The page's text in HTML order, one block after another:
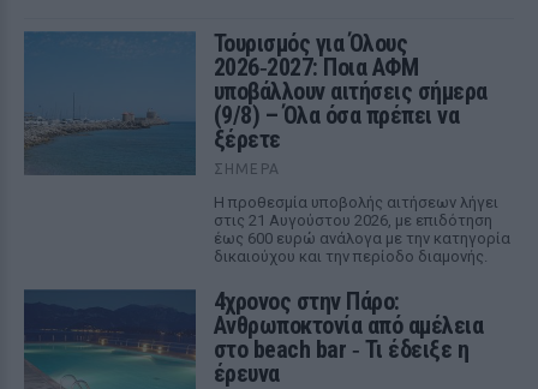
Τουρισμός για Όλους
2026‑2027: Ποια ΑΦΜ
υποβάλλουν αιτήσεις σήμερα
(9/8) – Όλα όσα πρέπει να
ξέρετε
ΣΉΜΕΡΑ
Η προθεσμία υποβολής αιτήσεων λήγει
στις 21 Αυγούστου 2026, με επιδότηση
έως 600 ευρώ ανάλογα με την κατηγορία
δικαιούχου και την περίοδο διαμονής.
4χρονος στην Πάρο:
Ανθρωποκτονία από αμέλεια
στο beach bar ‑ Τι έδειξε η
έρευνα